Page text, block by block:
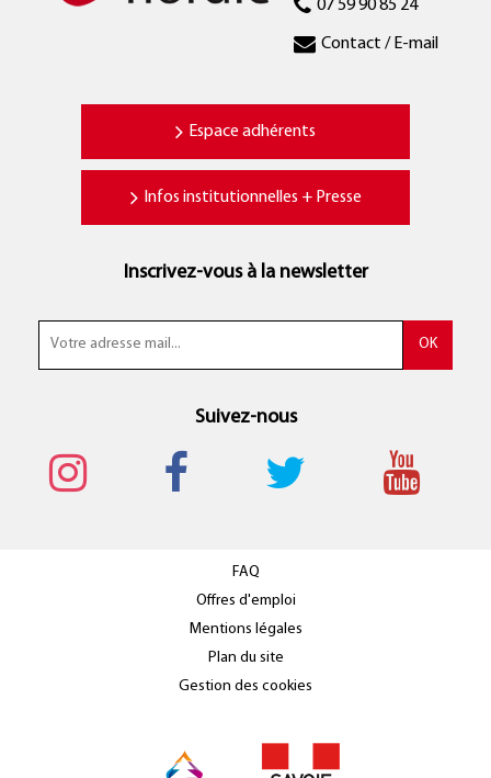
07 59 90 85 24
Contact / E-mail
Espace adhérents
Infos institutionnelles + Presse
Inscrivez-vous à la newsletter
Suivez-nous
FAQ
Offres d'emploi
Mentions légales
Plan du site
Gestion des cookies